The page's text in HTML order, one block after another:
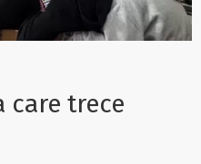
care trece